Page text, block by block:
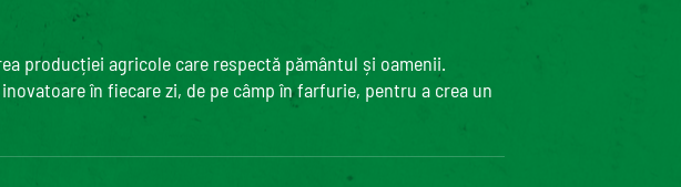
producției agricole care respectă pământul și oamenii.
în fiecare zi, de pe câmp în farfurie, pentru a crea un